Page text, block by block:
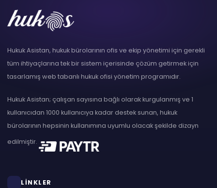
Hukuk Asistan, hukuk bürolarının ofis ve ekip yönetimi için gerekli
tüm ihtiyaçlarına tek bir sistem içerisinde çözüm getirmek için
tasarlamış web tabanlı hukuk ofisi yönetim programıdır.
Hukuk Asistan; çalışan sayısına bağlı olarak kurgulanmış ve 1
kullanıcıdan 1000 kullanıcıya kadar destek sunan, hukuk
bürolarının hepsinin kullanımına uyumlu olacak şekilde dizayn
edilmiştir.
LİNKLER